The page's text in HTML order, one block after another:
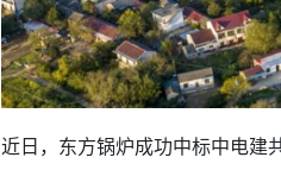
近日，东方锅炉成功中标中电建